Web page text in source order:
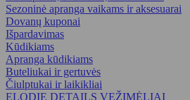
Sezoninė apranga vaikams ir aksesuarai
Dovanų kuponai
Išpardavimas
Kūdikiams
Apranga kūdikiams
Buteliukai ir gertuvės
Čiulptukai ir laikikliai
ELODIE DETAILS VEŽIMĖLIAI